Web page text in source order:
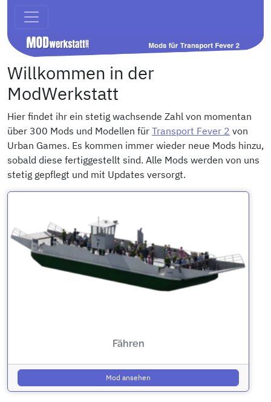
Willkommen in der
ModWerkstatt
Hier findet ihr ein stetig wachsende Zahl von momentan
über 300 Mods und Modellen für Transport Fever 2 von
Urban Games. Es kommen immer wieder neue Mods hinzu,
sobald diese fertiggestellt sind. Alle Mods werden von uns
stetig gepflegt und mit Updates versorgt.
Fähren
Mod ansehen